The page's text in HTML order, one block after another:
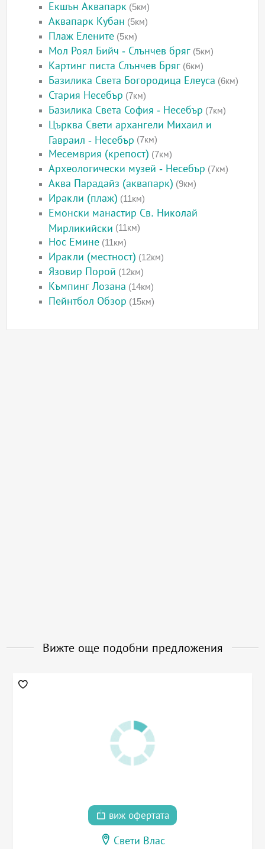
Екшън Аквапарк (5км)
Аквапарк Кубан (5км)
Плаж Елените (5км)
Мол Роял Бийч - Слънчев бряг (5км)
Картинг писта Слънчев Бряг (6км)
Базилика Света Богородица Елеуса (6км)
Стария Несебър (7км)
Базилика Света София - Несебър (7км)
Църква Свети архангели Михаил и
Гавраил - Несебър (7км)
Месемврия (крепост) (7км)
Археологически музей - Несебър (7км)
Аква Парадайз (аквапарк) (9км)
Иракли (плаж) (11км)
Емонски манастир Св. Николай
Мирликийски (11км)
Нос Емине (11км)
Иракли (местност) (12км)
Язовир Порой (12км)
Къмпинг Лозана (14км)
Пейнтбол Обзор (15км)
Вижте още подобни предложения
виж офертата
Свети Влас